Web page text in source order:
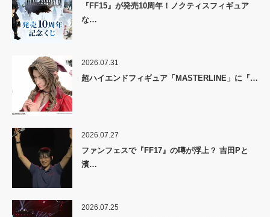
『FF15』が発売10周年！ノクティスフィギュア
な…
2026.07.31
超ハイエンドフィギュア「MASTERLINE」に『…
2026.07.27
ファンフェスで『FF17』の噂が浮上？ 吉田Pと
濱…
2026.07.25